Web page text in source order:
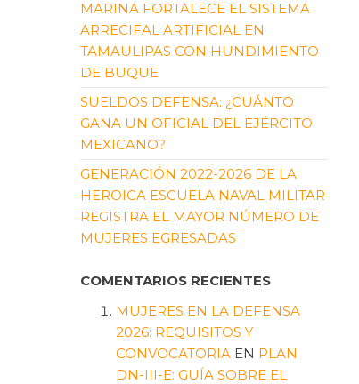
MARINA FORTALECE EL SISTEMA
ARRECIFAL ARTIFICIAL EN
TAMAULIPAS CON HUNDIMIENTO
DE BUQUE
SUELDOS DEFENSA: ¿CUÁNTO
GANA UN OFICIAL DEL EJÉRCITO
MEXICANO?
GENERACIÓN 2022-2026 DE LA
HEROICA ESCUELA NAVAL MILITAR
REGISTRA EL MAYOR NÚMERO DE
MUJERES EGRESADAS
COMENTARIOS RECIENTES
MUJERES EN LA DEFENSA
2026: REQUISITOS Y
CONVOCATORIA EN PLAN
DN-III-E: GUÍA SOBRE EL